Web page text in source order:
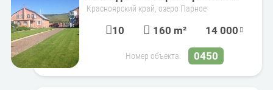
Красноярский край, озеро Парное
10 160 m² 14 000
Номер объекта: 0450